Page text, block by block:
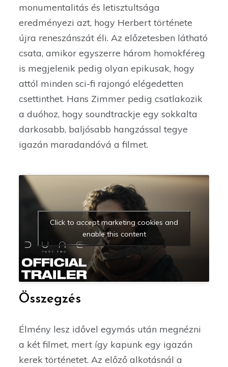
monumentalitás és letisztultsága
eredményezi azt, hogy Herbert története
újra reneszánszát éli. Az előzetesben látható
csata, amikor egyszerre három homokféreg
is megjelenik pedig olyan epikusak, hogy
attól minden sci-fi rajongó elégedetten
csettinthet. Hans Zimmer pedig csatlakozik
a duóhoz, hogy soundtrackje egy sokkalta
darkosabb, baljósabb hangzással tegye
igazán maradandóvá a filmet.
Click to accept marketing cookies and
enable this content
Összegzés
Élmény lesz idővel egymás után megnézni
a két filmet, mert így kapunk egy igazán
kerek történetet. Az előző alkotásnál a